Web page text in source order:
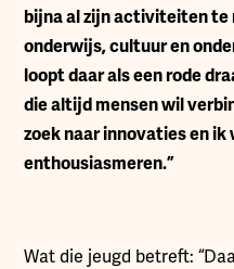
bijna al zijn activiteiten te
onderwijs, cultuur en
loopt daar als een rode
die altijd mensen wil
zoek naar innovaties en ik
enthousiasmeren.”
Wat die jeugd betreft: